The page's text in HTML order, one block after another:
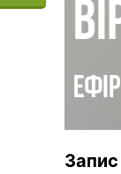
Запис